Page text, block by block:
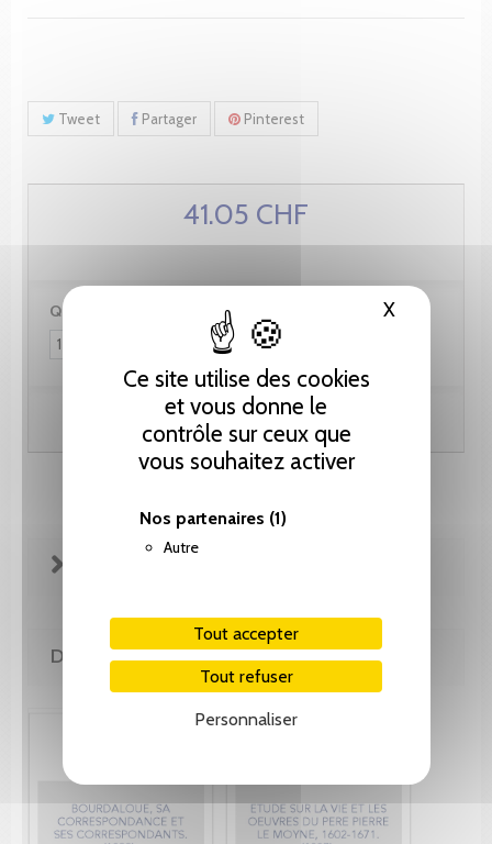
Ce site utilise des cookies
et vous donne le
contrôle sur ceux que
vous souhaitez activer
Nos partenaires (1)
Autre
Tout accepter
Tout refuser
Personnaliser
XMasquer
Tweet Partager Pinterest
41.05 CHF
Quantité :
Ajouter au panier
DE MÊME AUTEUR(E)